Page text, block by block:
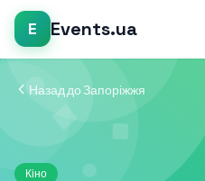
E Events.ua
Назад до Запоріжжя
Кіно